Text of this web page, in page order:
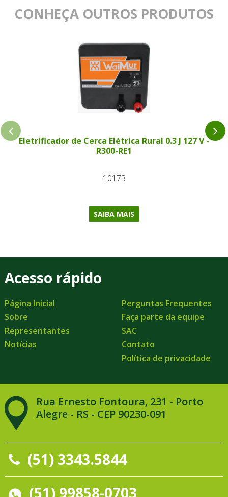
CONHEÇA OUTROS PRODUTOS
Eletrificador de Cerca Elétrica Rural 0.3 J 127 V -
R300-RE1
10173
SAIBA MAIS
Acesso rápido
Página Inicial
Sobre
Representantes
Notícias
Perguntas Frequentes
Faça parte da equipe
SAC
Contato
Política de privacidade
Rua Ernesto Fontoura, 231 - Porto
Alegre - RS - CEP 90230-091
(51) 3343.5844
(51) 99858-0703